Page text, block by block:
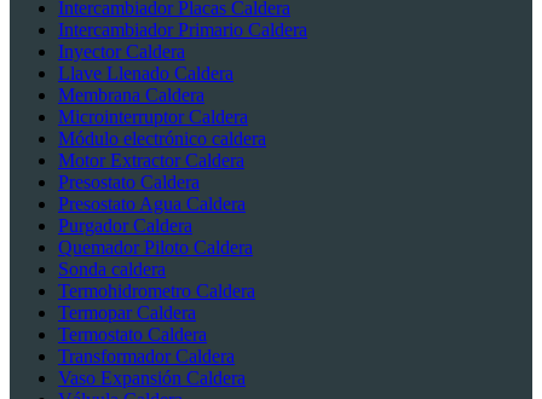
Intercambiador Placas Caldera
Intercambiador Primario Caldera
Inyector Caldera
Llave Llenado Caldera
Membrana Caldera
Microinterruptor Caldera
Módulo electrónico caldera
Motor Extractor Caldera
Presostato Caldera
Presostato Agua Caldera
Purgador Caldera
Quemador Piloto Caldera
Sonda caldera
Termohidrometro Caldera
Termopar Caldera
Termostato Caldera
Transformador Caldera
Vaso Expansión Caldera